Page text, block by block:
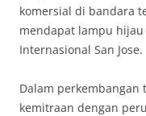
komersial di bandara
mendapat lampu
Internasional San Jose.
Dalam perkembangan
kemitraan dengan